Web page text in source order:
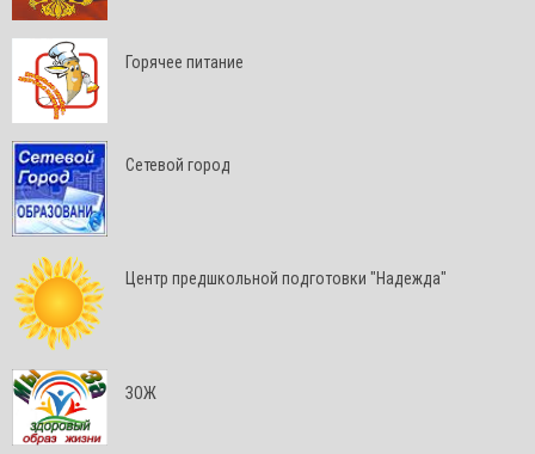
Горячее питание
Сетевой город
Центр предшкольной подготовки "Надежда"
ЗОЖ